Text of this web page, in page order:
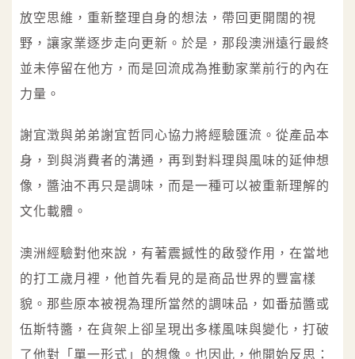
放空思維，重新整理自身的想法，帶回更開闊的視
野，讓家業逐步走向更新。於是，那段澳洲遠行最終
並未停留在他方，而是回流成為推動家業前行的內在
力量。
謝宜澂與弟弟謝宜哲同心協力將經驗匯流。從產品本
身，到與消費者的溝通，再到對料理與風味的延伸想
像，醬油不再只是調味，而是一種可以被重新理解的
文化載體。
澳洲經驗對他來說，有著震撼性的啟發作用，在當地
的打工歲月裡，他首先看見的是商品世界的豐富樣
貌。那些原本被視為理所當然的調味品，如番茄醬或
伍斯特醬，在貨架上卻呈現出多樣風味與變化，打破
了他對「單一形式」的想像。也因此，他開始反思：